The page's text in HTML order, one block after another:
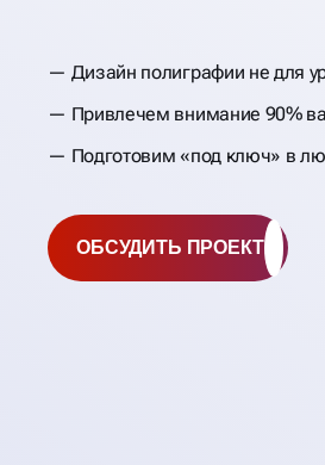
Дизайн полиграфии не для
Привлечем внимание 90%
Подготовим «под ключ» в
ОБСУДИТЬ ПРОЕКТ